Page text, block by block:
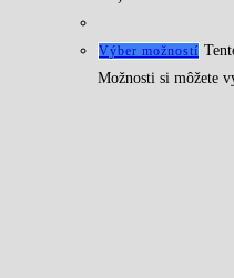
Výber možností
Možnosti si môžete